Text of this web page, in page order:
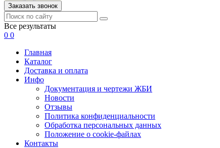
Заказать звонок
Все результаты
0 0
Главная
Каталог
Доставка и оплата
Инфо
Документация и чертежи ЖБИ
Новости
Отзывы
Политика конфиденциальности
Обработка персональных данных
Положение о cookie-файлах
Контакты